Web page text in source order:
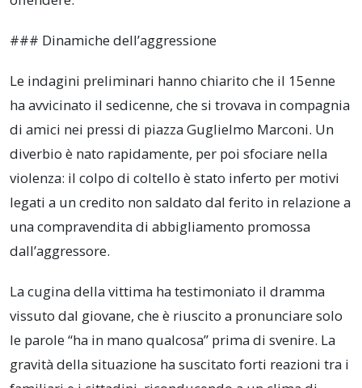
### Dinamiche dell’aggressione
Le indagini preliminari hanno chiarito che il 15enne
ha avvicinato il sedicenne, che si trovava in compagnia
di amici nei pressi di piazza Guglielmo Marconi. Un
diverbio è nato rapidamente, per poi sfociare nella
violenza: il colpo di coltello è stato inferto per motivi
legati a un credito non saldato dal ferito in relazione a
una compravendita di abbigliamento promossa
dall’aggressore.
La cugina della vittima ha testimoniato il dramma
vissuto dal giovane, che è riuscito a pronunciare solo
le parole “ha in mano qualcosa” prima di svenire. La
gravità della situazione ha suscitato forti reazioni tra i